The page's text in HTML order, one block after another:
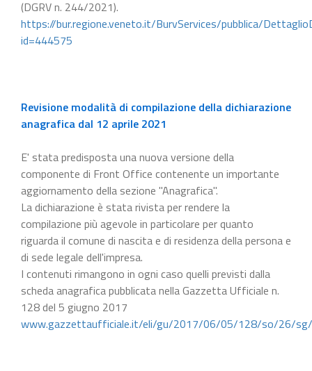
(DGRV n. 244/2021).
https://bur.regione.veneto.it/BurvServices/pubblica/
id=444575
Revisione modalità di compilazione della dichiarazione
anagrafica dal 12 aprile 2021
E' stata predisposta una nuova versione della
componente di Front Office contenente un importante
aggiornamento della sezione "Anagrafica".
La dichiarazione è stata rivista per rendere la
compilazione più agevole in particolare per quanto
riguarda il comune di nascita e di residenza della persona e
di sede legale dell'impresa.
I contenuti rimangono in ogni caso quelli previsti dalla
scheda anagrafica pubblicata nella Gazzetta Ufficiale n.
128 del 5 giugno 2017
www.gazzettaufficiale.it/eli/gu/2017/06/05/128/so/26/